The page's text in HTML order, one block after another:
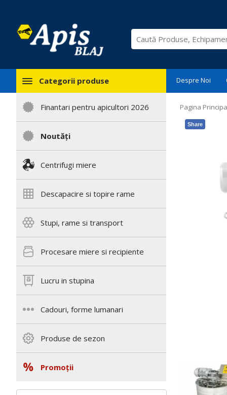
Categorii produse
Finantari pentru apicultori 2026
Noutăți
Centrifugi miere
Descapacire si topire rame
Stupi, rame si transport
Procesare miere si recipiente
Lucru in stupina
Cadouri, forme lumanari
Produse de sezon
Promoții
Despre Noi
Pagina
Share